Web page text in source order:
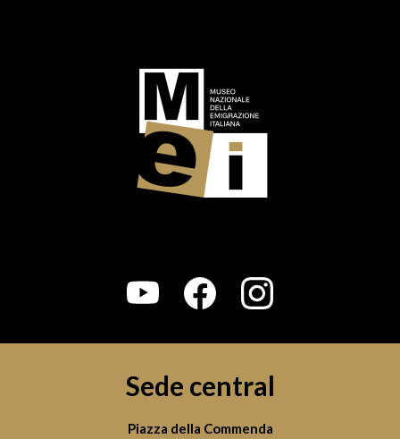
Sede central
Piazza della Commenda